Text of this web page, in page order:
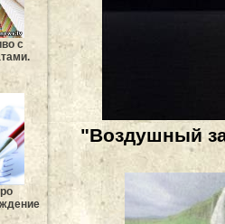
с
"Воздушный